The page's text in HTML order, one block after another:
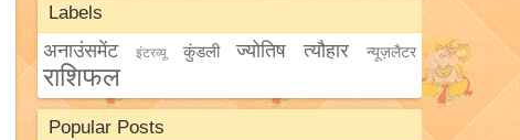
Labels
अनाउंसमेंट इंटरव्यू कुंडली ज्योतिष त्यौहार न्यूज़लैटर
राशिफल
Popular Posts